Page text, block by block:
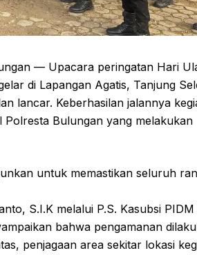
— Upacara peringatan Hari
di Lapangan Agatis, Tanjung
lancar. Keberhasilan jalannya
Polresta Bulungan yang melakukan
untuk memastikan seluruh
S.I.K melalui P.S. Kasubsi PIDM
bahwa pengamanan
penjagaan area sekitar lokasi